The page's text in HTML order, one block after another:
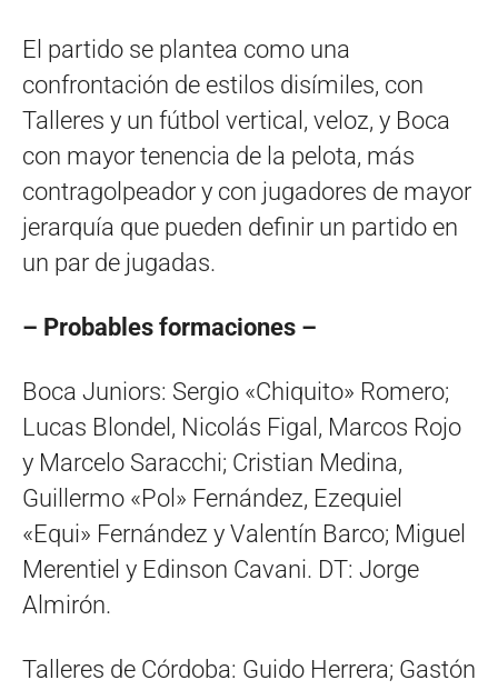
El partido se plantea como una
confrontación de estilos disímiles, con
Talleres y un fútbol vertical, veloz, y Boca
con mayor tenencia de la pelota, más
contragolpeador y con jugadores de mayor
jerarquía que pueden definir un partido en
un par de jugadas.
– Probables formaciones –
Boca Juniors: Sergio «Chiquito» Romero;
Lucas Blondel, Nicolás Figal, Marcos Rojo
y Marcelo Saracchi; Cristian Medina,
Guillermo «Pol» Fernández, Ezequiel
«Equi» Fernández y Valentín Barco; Miguel
Merentiel y Edinson Cavani. DT: Jorge
Almirón.
Talleres de Córdoba: Guido Herrera; Gastón